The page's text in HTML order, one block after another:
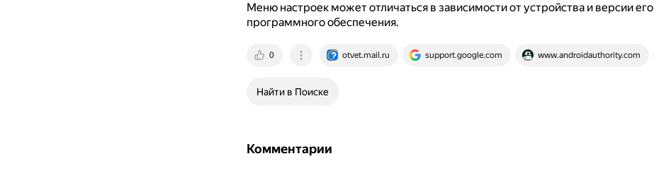
Меню настроек может отличаться в зависимости от устройства и версии его
программного обеспечения.
0 otvet.mail.ru support.google.com www.androidauthority.com
Найти в Поиске
Комментарии